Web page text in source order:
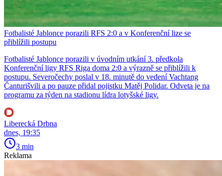
Fotbalisté Jablonce porazili RFS 2:0 a v Konferenční lize se
přiblížili postupu
Fotbalisté Jablonce porazili v úvodním utkání 3. předkola
Konferenční ligy RFS Riga doma 2:0 a výrazně se přiblížili k
postupu. Severočechy poslal v 18. minutě do vedení Vachtang
Čanturišvili a po pauze přidal pojistku Matěj Polidar. Odveta je na
programu za týden na stadionu lídra lotyšské ligy.
Liberecká Drbna
dnes, 19:35
3 min
Reklama